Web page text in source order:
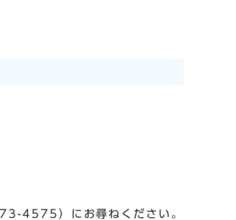
4575）にお尋ねください。